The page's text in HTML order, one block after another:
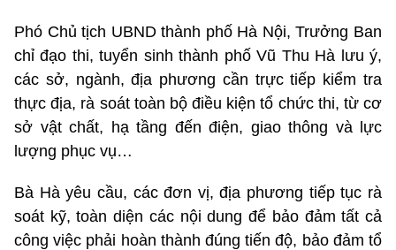
Phó Chủ tịch UBND thành phố Hà Nội, Trưởng Ban
chỉ đạo thi, tuyển sinh thành phố Vũ Thu Hà lưu ý,
các sở, ngành, địa phương cần trực tiếp kiểm tra
thực địa, rà soát toàn bộ điều kiện tổ chức thi, từ cơ
sở vật chất, hạ tầng đến điện, giao thông và lực
lượng phục vụ…
Bà Hà yêu cầu, các đơn vị, địa phương tiếp tục rà
soát kỹ, toàn diện các nội dung để bảo đảm tất cả
công việc phải hoàn thành đúng tiến độ, bảo đảm tổ